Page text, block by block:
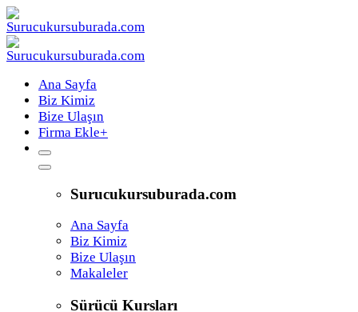
Ana Sayfa
Biz Kimiz
Bize Ulaşın
Firma Ekle+
Surucukursuburada.com
Ana Sayfa
Biz Kimiz
Bize Ulaşın
Makaleler
Sürücü Kursları